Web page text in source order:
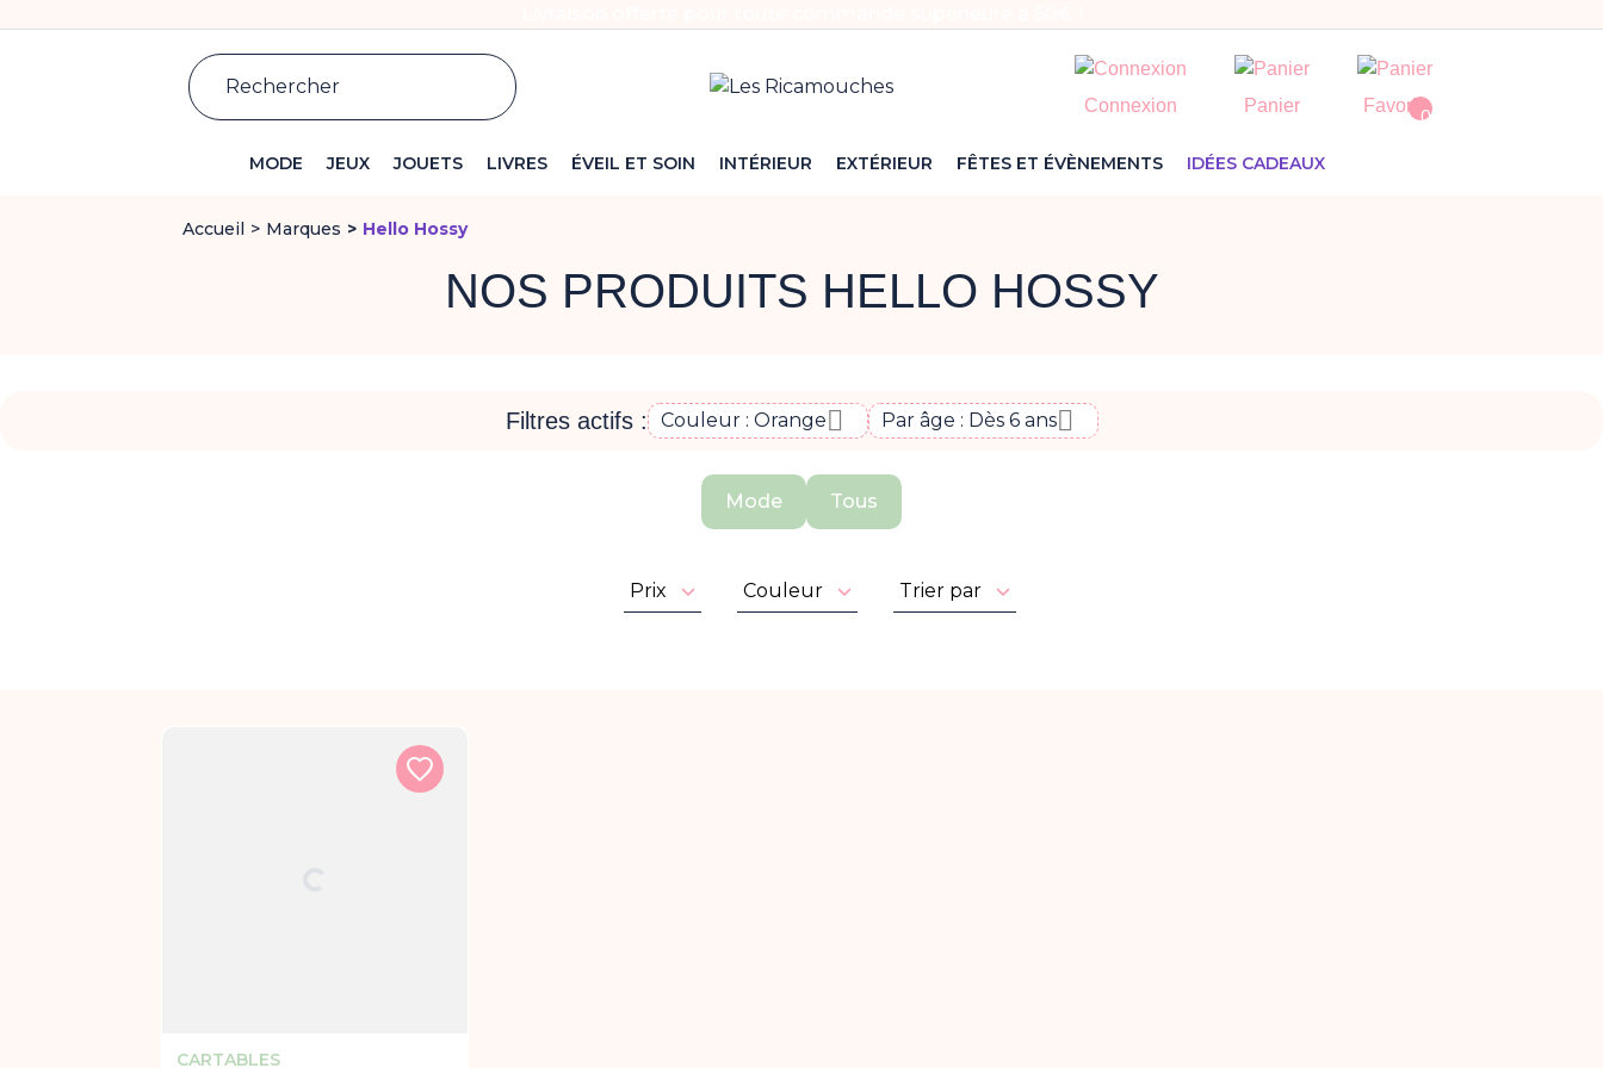
Connexion Panier Favoris
0
MODE JEUX JOUETS LIVRES ÉVEIL ET SOIN INTÉRIEUR EXTÉRIEUR FÊTES ET ÉVÈNEMENTS IDÉES CADEAUX
Accueil Marques Hello Hossy
NOS PRODUITS HELLO HOSSY
Filtres actifs : Couleur : Orange Par âge : Dès 6 ans
Mode Tous
Prix Couleur Trier par
CARTABLES